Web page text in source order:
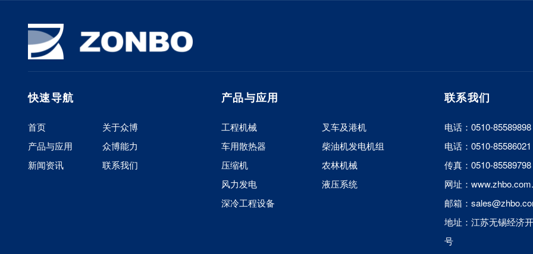
快速导航
首页
关于众博
产品与应用
众博能力
新闻资讯
联系我们
产品与应用
工程机械
叉车及港机
车用散热器
柴油机发电机组
压缩机
农林机械
风力发电
液压系统
深冷工程设备
联系我们
电话：0510-85589898
电话：0510-85586021
传真：0510-85589798
网址：
邮箱：
地址：江苏无锡经济
号